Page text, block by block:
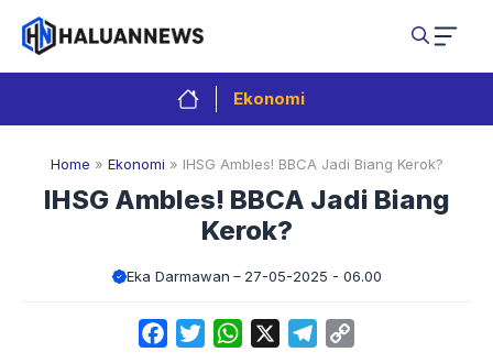
Langsung
isi
Ekonomi
Home » Ekonomi » IHSG Ambles! BBCA Jadi Biang Kerok?
IHSG Ambles! BBCA Jadi Biang
Kerok?
Eka Darmawan 27-05-2025 - 06.00
FacebookTwitterWhatsApp Telegram